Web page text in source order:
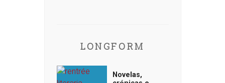
LONGFORM
Novelas,